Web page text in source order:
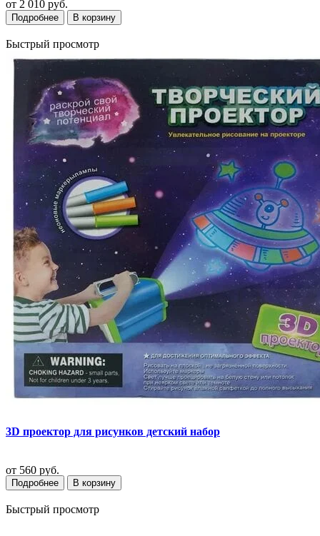
от 2 010 руб.
Подробнее В корзину
Быстрый просмотр
3D проектор для рисунков детский набор
от 560 руб.
Подробнее В корзину
Быстрый просмотр